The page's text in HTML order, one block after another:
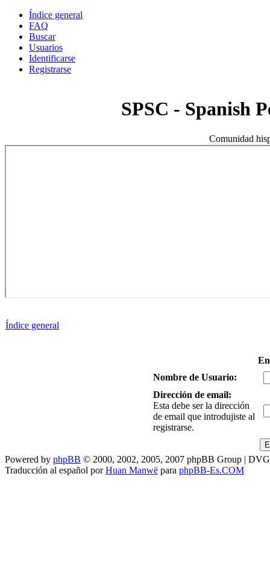
Índice general
FAQ
Buscar
Usuarios
Identificarse
Registrarse
SPSC - Spanish
Comunidad
Índice general
Nombre de Usuario:
Dirección de email:
Esta debe ser la dirección
de email que introdujiste al
registrarse.
Powered by phpBB © 2000, 2002, 2005, 2007 phpBB Group |
Traducción al español porHuan Manwë para phpBB-Es.COM